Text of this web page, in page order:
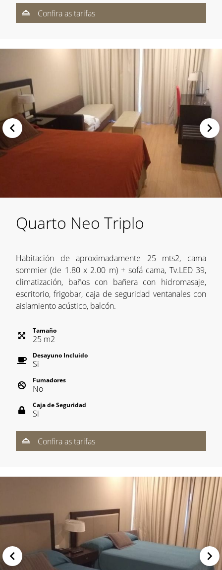
Confira as tarifas
Quarto Neo Triplo
Habitación de aproximadamente 25 mts2, cama
sommier (de 1.80 x 2.00 m) + sofá cama, Tv.LED 39,
climatización, baños con bañera con hidromasaje,
escritorio, frigobar, caja de seguridad ventanales con
aislamiento acústico, balcón.
Tamaño
25 m2
Desayuno Incluido
Si
Fumadores
No
Caja de Seguridad
Si
Confira as tarifas